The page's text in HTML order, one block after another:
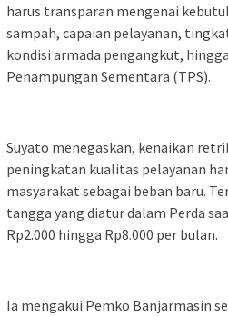
harus transparan mengenai
sampah, capaian pelayanan,
kondisi armada pengangkut,
Penampungan Sementara (TPS).
Suyato menegaskan, kenaikan
peningkatan kualitas pelayanan
masyarakat sebagai beban baru.
tangga yang diatur dalam Perda
Rp2.000 hingga Rp8.000 per bulan.
Ia mengakui Pemko Banjarmasin